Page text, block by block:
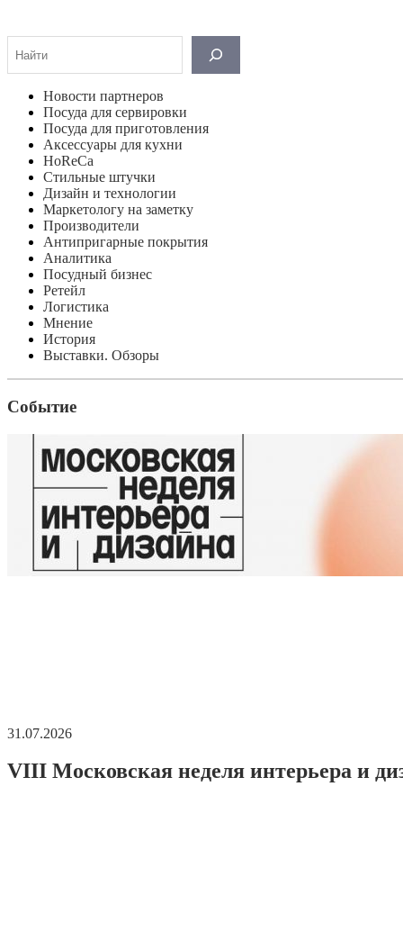
Новости партнеров
Посуда для сервировки
Посуда для приготовления
Аксессуары для кухни
HoReCa
Стильные штучки
Дизайн и технологии
Маркетологу на заметку
Производители
Антипригарные покрытия
Аналитика
Посудный бизнес
Ретейл
Логистика
Мнение
История
Выставки. Обзоры
Событие
31.07.2026
VIII Московская неделя интерьера и